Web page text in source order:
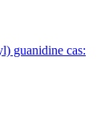
guanidine cas: